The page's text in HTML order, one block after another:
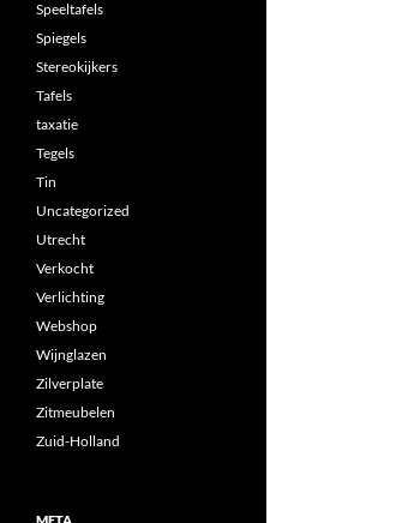
Speeltafels
Spiegels
Stereokijkers
Tafels
taxatie
Tegels
Tin
Uncategorized
Utrecht
Verkocht
Verlichting
Webshop
Wijnglazen
Zilverplate
Zitmeubelen
Zuid-Holland